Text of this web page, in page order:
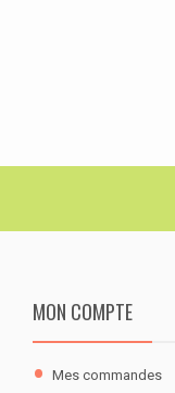
MON COMPTE
Mes commandes